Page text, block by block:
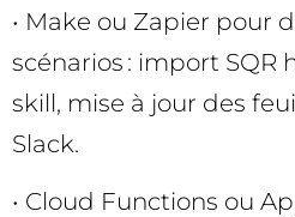
• Make ou Zapier pour
scénarios : import SQR
skill, mise à jour des
Slack.
• Cloud Functions ou